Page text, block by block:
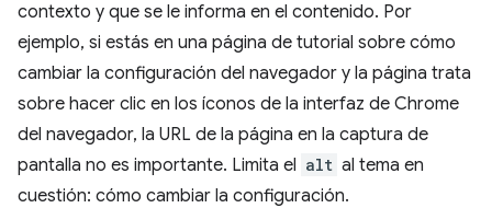
contexto y que se le informa en el contenido. Por
ejemplo, si estás en una página de tutorial sobre cómo
cambiar la configuración del navegador y la página trata
sobre hacer clic en los íconos de la interfaz de Chrome
del navegador, la URL de la página en la captura de
pantalla no es importante. Limita el alt al tema en
cuestión: cómo cambiar la configuración.